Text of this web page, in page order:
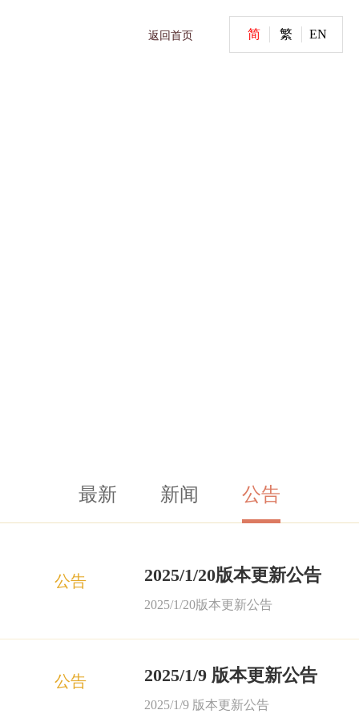
简 繁 EN
返回首页
最新 新闻 公告
公告 2025/1/20版本更新公告
2025/1/20版本更新公告
公告 2025/1/9 版本更新公告
2025/1/9 版本更新公告